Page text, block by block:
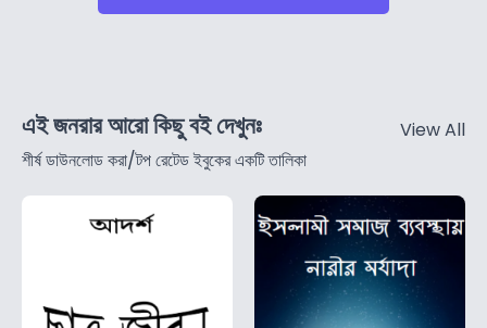
এই জনরার আরো কিছু বই দেখুনঃ
শীর্ষ ডাউনলোড করা/টপ রেটেড ইবুকের একটি তালিকা
View All